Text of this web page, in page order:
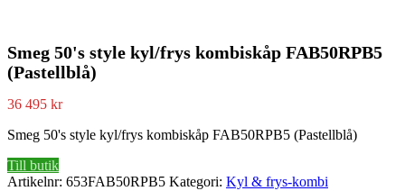
Smeg 50's style kyl/frys kombiskåp FAB50RPB5
(Pastellblå)
36 495 kr
Smeg 50's style kyl/frys kombiskåp FAB50RPB5 (Pastellblå)
Till butik
Artikelnr: 653FAB50RPB5 Kategori: Kyl & frys-kombi